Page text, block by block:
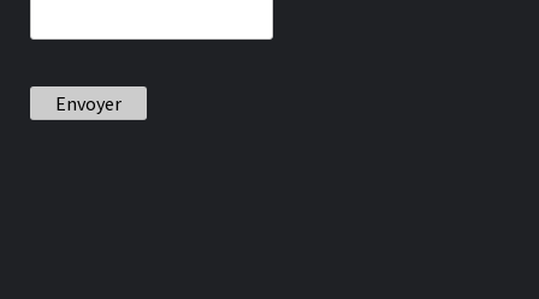
Envoyer